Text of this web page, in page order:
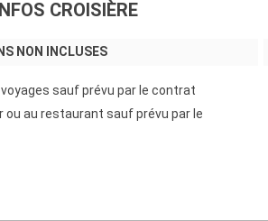
CROISIÈRE
NON INCLUSES
sauf prévu par le contrat
ou au restaurant sauf prévu par le